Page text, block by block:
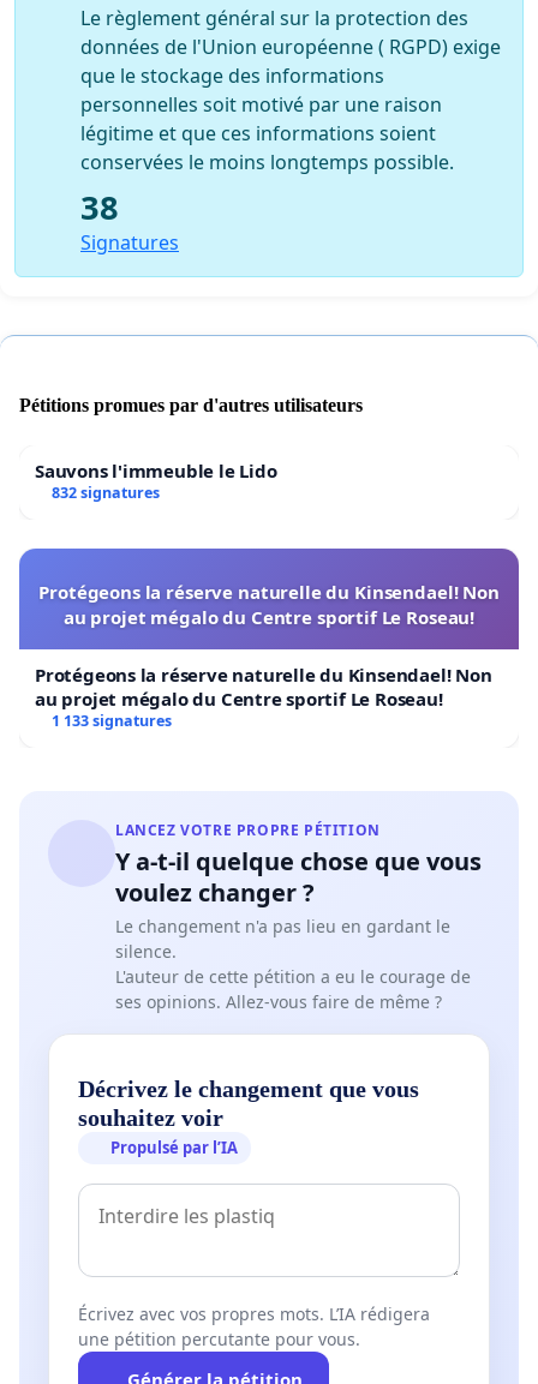
Le règlement général sur la protection des
données de l'Union européenne ( RGPD) exige
que le stockage des informations
personnelles soit motivé par une raison
légitime et que ces informations soient
conservées le moins longtemps possible.
38
Signatures
Pétitions promues par d'autres utilisateurs
Sauvons l'immeuble le Lido
832 signatures
Protégeons la réserve naturelle du Kinsendael! Non
au projet mégalo du Centre sportif Le Roseau!
Protégeons la réserve naturelle du Kinsendael! Non
au projet mégalo du Centre sportif Le Roseau!
1 133 signatures
LANCEZ VOTRE PROPRE PÉTITION
Y a-t-il quelque chose que vous
voulez changer ?
Le changement n'a pas lieu en gardant le
silence.
L'auteur de cette pétition a eu le courage de
ses opinions. Allez-vous faire de même ?
Décrivez le changement que vous
souhaitez voir
Propulsé par l’IA
Écrivez avec vos propres mots. L’IA rédigera
une pétition percutante pour vous.
Générer la pétition